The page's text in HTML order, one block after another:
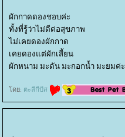
ผักกาดดองชอบค่ะ
ทั้งที่รู้ว่าไม่ดีต่อสุขภาพ
ไม่เคยดองผักกาด
เคยดองแต่ผักเสี้ยน
ผักหนาม มะดัน มะกอกน้ำ มะยมค่ะ
ดย: ตะลีกีปัส